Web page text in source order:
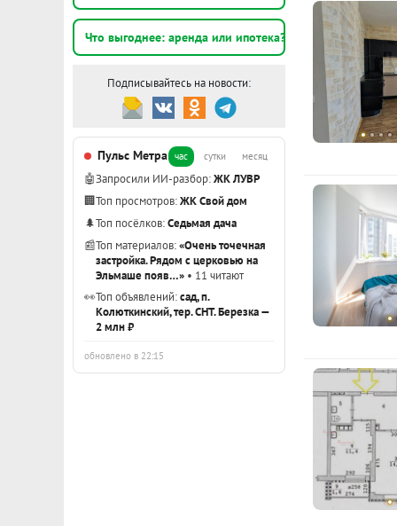
Что выгоднее: аренда или ипотека?
Подписывайтесь на новости:
Пульс Метра час сутки месяц
🤖Запросили ИИ-разбор:ЖК ЛУВР
🏢Топ просмотров:ЖК Свой дом
🌲Топ посёлков:Седьмая дача
📰Топ материалов:«Очень точечная
застройка. Рядом с церковью на
Эльмаше появ…» • 11 читают
👀Топ объявлений:сад, п.
Колюткинский, тер. СНТ. Березка —
2 млн ₽
обновлено в 22:15